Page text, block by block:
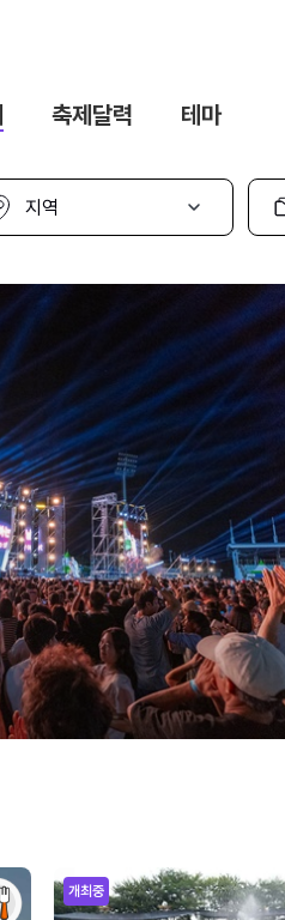
축제달력 테마
카
고
선
택
개최중